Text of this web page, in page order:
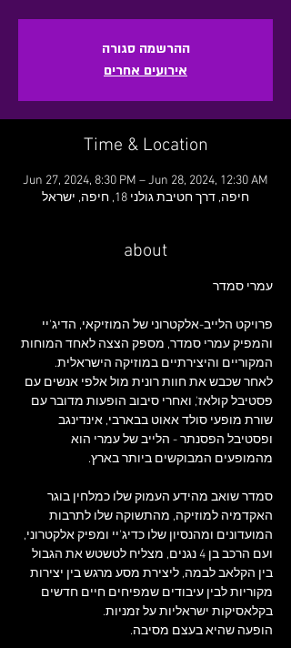
ההרשמה סגורה
אירועים אחרים
Time & Location
Jun 27, 2024, 8:30 PM – Jun 28, 2024, 12:30 AM
חיפה, דרך חטיבת גולני 18, חיפה, ישראל
about
עמרי סמדר
פרויקט הלייב-אלקטרוני של המוזיקאי, הדיג'יי
והמפיק עמרי סמדר, מספק הצצה לאחד המוחות
לאחר שכבש את חוות רונית מול אלפי אנשים עם
פסטיבל קולאז', ואחרי סיבוב הופעות מדובר עם
שורת מופעי סולד אאוט בבארבי, אינדינגב
ופסטיבל הפסנתר - הלייב של עמרי הוא
סמדר שואב מהידע העמוק שלו כמלחין בוגר
האקדמיה למוזיקה, מהתשוקה שלו לתרבות
המועדונים ומהנסיון שלו כדיג'יי ומפיק אלקטרוני,
ועם הרכב בן 4 נגנים, מצליח לטשטש את הגבול
בין הקלאב לבמה, ליצירת מסע מרגש בין יצירות
מקוריות לבין עיבודים שמפיחים חיים חדשים